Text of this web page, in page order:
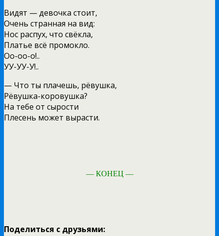
Видят — девочка стоит,
Очень странная на вид:
Нос распух, что свёкла,
Платье всё промокло.
Оо-оо-о!..
УУ-УУ-У!..
— Что ты плачешь, рёвушка,
Рёвушка-коровушка?
На тебе от сырости
Плесень может вырасти.
— КОНЕЦ —
Поделиться с друзьями: